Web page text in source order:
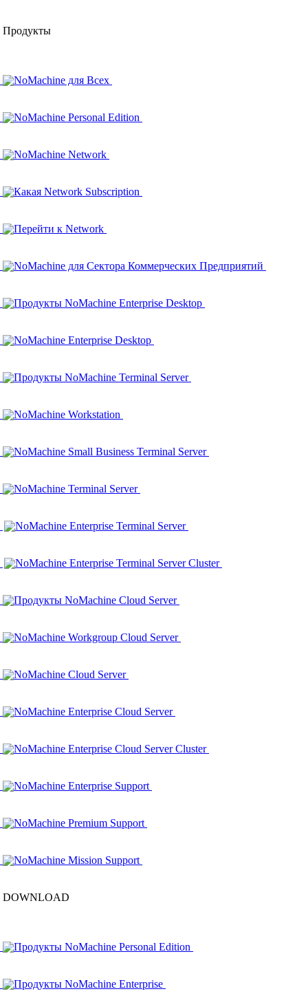
Продукты
NoMachine для Всех
NoMachine Personal Edition
NoMachine Network
Какая Network Subscription
Перейти к Network
NoMachine для Сектора Коммерческих Предприятий
Продукты NoMachine Enterprise Desktop
NoMachine Enterprise Desktop
Продукты NoMachine Terminal Server
NoMachine Workstation
NoMachine Small Business Terminal Server
NoMachine Terminal Server
NoMachine Enterprise Terminal Server
NoMachine Enterprise Terminal Server Cluster
Продукты NoMachine Cloud Server
NoMachine Workgroup Cloud Server
NoMachine Cloud Server
NoMachine Enterprise Cloud Server
NoMachine Enterprise Cloud Server Cluster
NoMachine Enterprise Support
NoMachine Premium Support
NoMachine Mission Support
DOWNLOAD
Продукты NoMachine Personal Edition
Продукты NoMachine Enterprise